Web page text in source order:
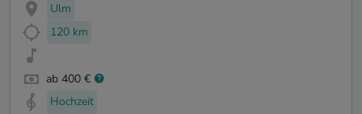
Ulm
120 km
ab 400 €
Hochzeit